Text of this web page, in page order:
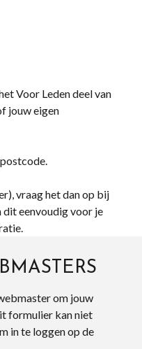
Voor Leden deel van
jouw eigen
vraag het dan op bij
dit eenvoudig voor je
om jouw
formulier kan niet
in te loggen op de